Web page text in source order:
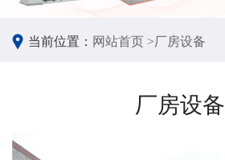
当前位置： 网站首页 >厂房设备
厂房设备